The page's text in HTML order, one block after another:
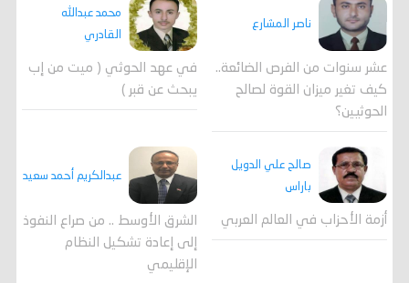
ناصر المشارع
عشر سنوات من الفرص الضائعة..
كيف تغير ميزان القوة لصالح
الحوثيين؟
محمد عبدالله
القادري
في عهد الحوثي ( ميت من إب
يبحث عن قبر )
صالح علي الدويل
باراس
أزمة الأحزاب في العالم العربي
عبدالكريم أحمد سعيد
الشرق الأوسط .. من صراع النفوذ
إلى إعادة تشكيل النظام
الإقليمي